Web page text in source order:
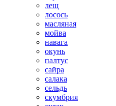
лещ
лосось
масляная
мойва
навага
окунь
палтус
сайра
салака
сельдь
скумбрия